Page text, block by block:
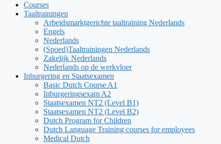
Courses
Taaltrainingen
Arbeidsmarktgerichte taaltraining Nederlands
Engels
Nederlands
(Spoed)Taaltrainingen Nederlands
Zakelijk Nederlands
Nederlands op de werkvloer
Inburgering en Staatsexamen
Basic Dutch Course A1
Inburgeringsexam A2
Staatsexamen NT2 (Level B1)
Staatsexamen NT2 (Level B2)
Dutch Program for Children
Dutch Language Training courses for employees
Medical Dutch